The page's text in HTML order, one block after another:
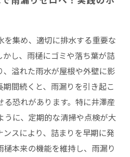
を集め、適切に排水する重要な
し、雨樋にゴミや落ち葉が詰
、溢れた雨水が屋根や外壁に影
間続くと、雨漏りを引き起こ
る恐れがあります。特に井澤産
うに、定期的な清掃や点検が大
スにより、詰まりを早期に発
本来の機能を維持し、雨漏り